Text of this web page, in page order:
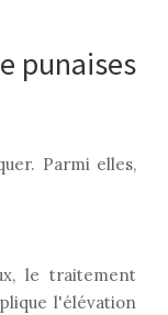
punaises
Parmi elles,
le traitement
l'élévation